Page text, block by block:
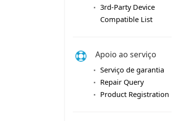
3rd-Party Device
Compatible List
Apoio ao serviço
Serviço de garantia
Repair Query
Product Registration